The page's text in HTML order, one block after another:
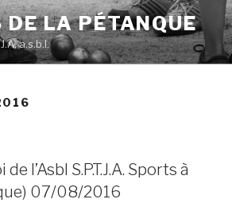
DE LA PÉTANQUE
a.s.b.l.
l’Asbl S.P.T.J.A. Sports à
07/08/2016